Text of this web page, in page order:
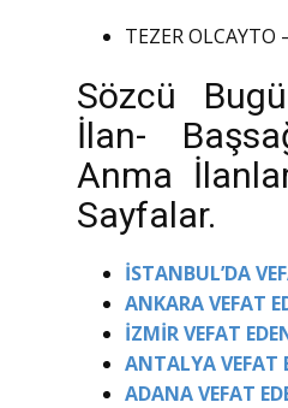
TEZER OLCAYTO
Sözcü
İlan-
Anma
Sayfalar.
İSTANBUL’DA
ANKARA VEFAT
İZMİR VEFAT
ANTALYA VEFAT
ADANA VEFAT